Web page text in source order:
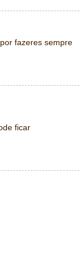
fazeres sempre
ficar